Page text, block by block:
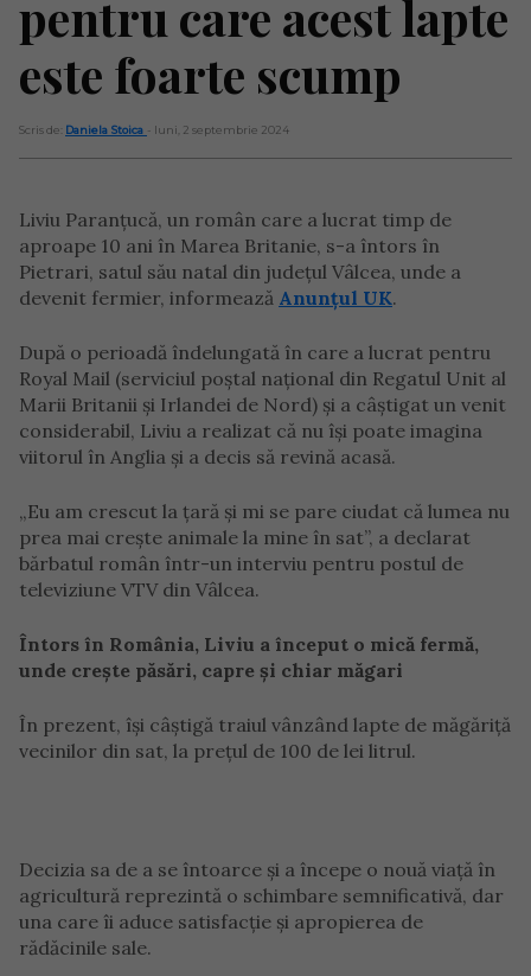
pentru care acest lapte
este foarte scump
Scris de: Daniela Stoica - luni, 2 septembrie 2024
Liviu Paranțucă, un român care a lucrat timp de
aproape 10 ani în Marea Britanie, s-a întors în
Pietrari, satul său natal din județul Vâlcea, unde a
devenit fermier, informează Anunțul UK.
După o perioadă îndelungată în care a lucrat pentru
Royal Mail (serviciul poștal național din Regatul Unit al
Marii Britanii și Irlandei de Nord) și a câștigat un venit
considerabil, Liviu a realizat că nu își poate imagina
viitorul în Anglia și a decis să revină acasă.
„Eu am crescut la țară și mi se pare ciudat că lumea nu
prea mai crește animale la mine în sat”, a declarat
bărbatul român într-un interviu pentru postul de
televiziune VTV din Vâlcea.
Întors în România, Liviu a început o mică fermă,
unde crește păsări, capre și chiar măgari
În prezent, își câștigă traiul vânzând lapte de măgăriță
vecinilor din sat, la prețul de 100 de lei litrul.
Decizia sa de a se întoarce și a începe o nouă viață în
agricultură reprezintă o schimbare semnificativă, dar
una care îi aduce satisfacție și apropierea de
rădăcinile sale.